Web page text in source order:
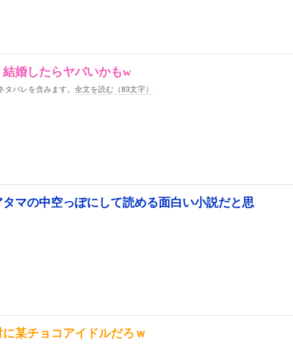
婚したらヤバいかもw
バレを含みます。 全文を読む（83文字）
マの中空っぽにして読める面白い小説だと思
某チョコアイドルだろｗ